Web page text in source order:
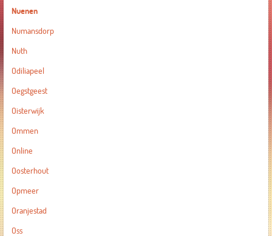
Nuenen
Numansdorp
Nuth
Odiliapeel
Oegstgeest
Oisterwijk
Ommen
Online
Oosterhout
Opmeer
Oranjestad
Oss